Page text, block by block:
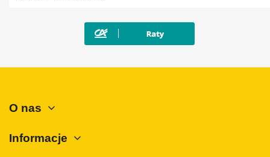
Subaru
Suzuki
ZX
O nas
Informacje